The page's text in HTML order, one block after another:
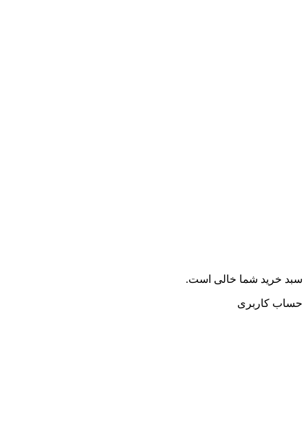
سبد خرید شما خالی است.
حساب کاربری